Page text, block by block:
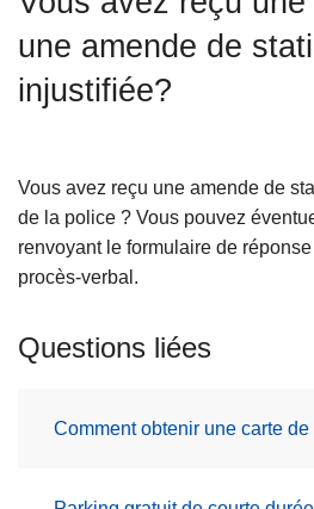
une amende de
injustifiée?
Vous avez reçu une amende de
de la police ? Vous pouvez
renvoyant le formulaire de
procès-verbal.
Questions liées
Comment obtenir une carte